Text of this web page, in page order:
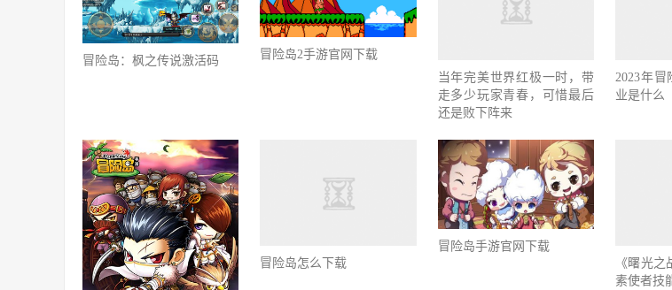
冒险岛：枫之传说激活码
冒险岛2手游官网下载
当年完美世界红极一时，带
走多少玩家青春，可惜最后
还是败下阵来
2023年冒
业是什么
冒险岛怎么下载
冒险岛手游官网下载
《曙光
素使者技